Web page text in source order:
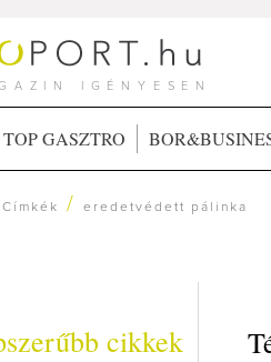
IGÉNYESEN
TOP GASZTRO
Címkék /eredetvédett pálinka
cikkek